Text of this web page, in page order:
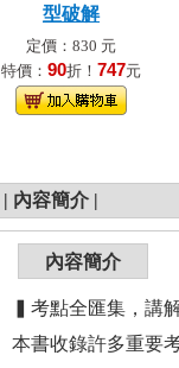
型破解
定價：830 元
特價： 90折！ 747元
| 內容簡介 |
內容簡介
▍考點全匯集，講
本書收錄許多重要